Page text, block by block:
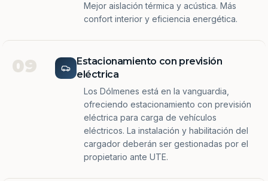
Mejor aislación térmica y acústica. Más
confort interior y eficiencia energética.
09
Estacionamiento con previsión
eléctrica
Los Dólmenes está en la vanguardia,
ofreciendo estacionamiento con previsión
eléctrica para carga de vehículos
eléctricos. La instalación y habilitación del
cargador deberán ser gestionadas por el
propietario ante UTE.